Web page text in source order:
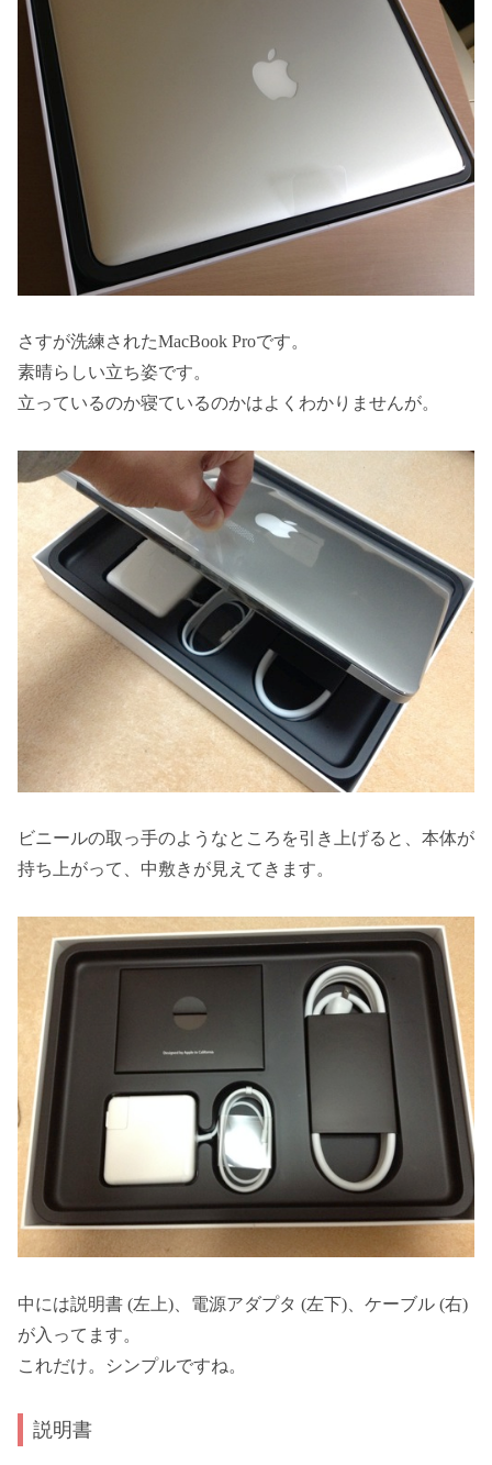
さすが洗練されたMacBook Proです。
素晴らしい立ち姿です。
立っているのか寝ているのかはよくわかりませんが。
ビニールの取っ手のようなところを引き上げると、本体が
持ち上がって、中敷きが見えてきます。
中には説明書 (左上)、電源アダプタ (左下)、ケーブル (右)
が入ってます。
これだけ。シンプルですね。
説明書